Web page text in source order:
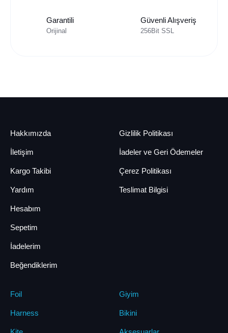
Garantili
Orijinal
Güvenli Alışveriş
256Bit SSL
Hakkımızda
İletişim
Kargo Takibi
Yardım
Gizlilik Politikası
İadeler ve Geri Ödemeler
Çerez Politikası
Teslimat Bilgisi
Hesabım
Sepetim
İadelerim
Beğendiklerim
Foil
Harness
Giyim
Bikini